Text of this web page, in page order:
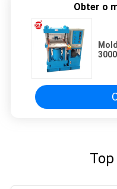
Obter o